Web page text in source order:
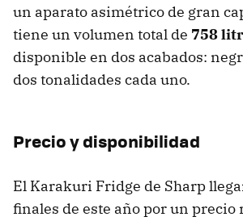
un aparato asimétrico de gran
tiene un volumen total de 758
disponible en dos acabados:
dos tonalidades cada uno.
Precio y disponibilidad
El Karakuri Fridge de Sharp
finales de este año por un precio